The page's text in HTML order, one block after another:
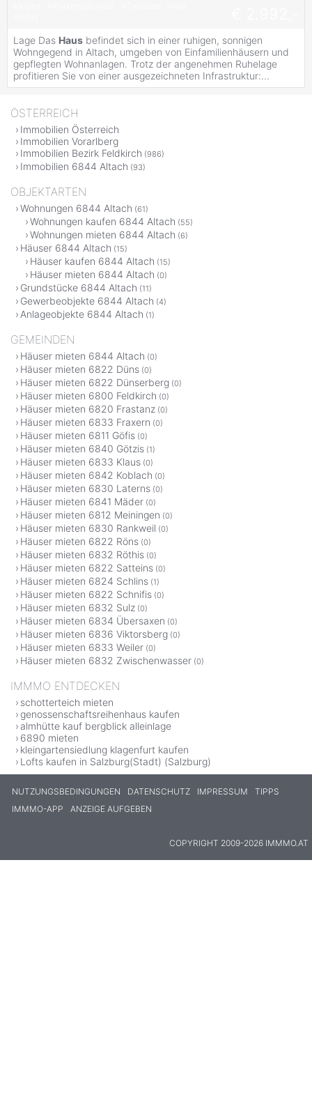
Lage Das Haus befindet sich in einer ruhigen, sonnigen
Wohngegend in Altach, umgeben von Einfamilienhäusern und
gepflegten Wohnanlagen. Trotz der angenehmen Ruhelage
profitieren Sie von einer ausgezeichneten Infrastruktur:...
ÖSTERREICH
Immobilien Österreich
Immobilien Vorarlberg
Immobilien Bezirk Feldkirch (986)
Immobilien 6844 Altach (93)
OBJEKTARTEN
Wohnungen 6844 Altach (61)
Wohnungen kaufen 6844 Altach (55)
Wohnungen mieten 6844 Altach (6)
Häuser 6844 Altach (15)
Häuser kaufen 6844 Altach (15)
Häuser mieten 6844 Altach (0)
Grundstücke 6844 Altach (11)
Gewerbeobjekte 6844 Altach (4)
Anlageobjekte 6844 Altach (1)
GEMEINDEN
Häuser mieten 6844 Altach (0)
Häuser mieten 6822 Düns (0)
Häuser mieten 6822 Dünserberg (0)
Häuser mieten 6800 Feldkirch (0)
Häuser mieten 6820 Frastanz (0)
Häuser mieten 6833 Fraxern (0)
Häuser mieten 6811 Göfis (0)
Häuser mieten 6840 Götzis (1)
Häuser mieten 6833 Klaus (0)
Häuser mieten 6842 Koblach (0)
Häuser mieten 6830 Laterns (0)
Häuser mieten 6841 Mäder (0)
Häuser mieten 6812 Meiningen (0)
Häuser mieten 6830 Rankweil (0)
Häuser mieten 6822 Röns (0)
Häuser mieten 6832 Röthis (0)
Häuser mieten 6822 Satteins (0)
Häuser mieten 6824 Schlins (1)
Häuser mieten 6822 Schnifis (0)
Häuser mieten 6832 Sulz (0)
Häuser mieten 6834 Übersaxen (0)
Häuser mieten 6836 Viktorsberg (0)
Häuser mieten 6833 Weiler (0)
Häuser mieten 6832 Zwischenwasser (0)
IMMMO ENTDECKEN
schotterteich mieten
genossenschaftsreihenhaus kaufen
almhütte kauf bergblick alleinlage
6890 mieten
kleingartensiedlung klagenfurt kaufen
Lofts kaufen in Salzburg(Stadt) (Salzburg)
NUTZUNGSBEDINGUNGEN DATENSCHUTZ IMPRESSUM
TIPPS
IMMMO-APP
ANZEIGE AUFGEBEN
COPYRIGHT 2009-2026 IMMMO.AT